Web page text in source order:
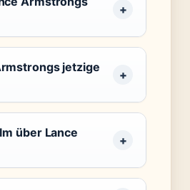
jetzige
über Lance